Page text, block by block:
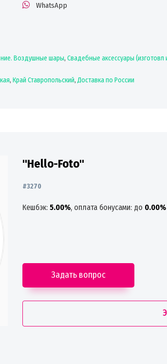
WhatsApp
Воздушные шары, Свадебные аксессуары (изготовл
, Край Ставропольский, Доставка по России
"Hello-Foto"
#3270
Кешбэк:5.00%, оплата бонусами: до 0.00%
Задать вопрос